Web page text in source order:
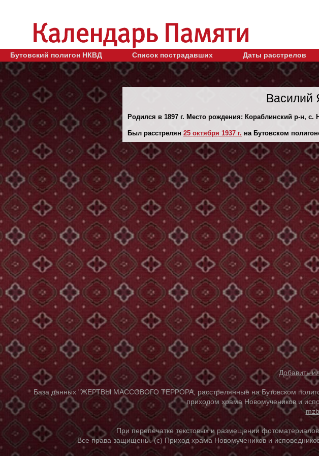
Бутовский полигон НКВД Список пострадавших Даты расстрелов
Василий
Родился в 1897 г. Место рождения: Кораблинский р-н,
Был расстрелян 25 октября 1937 г. на Бутовском
Добавить
База данных "ЖЕРТВЫ МАССОВОГО ТЕРРОРА, расстрелянные на Бутовском
приходом храма Новомучеников и
При перепечатке текстовых и размещении
Все права защищены. (с) Приход храма Новомучеников и